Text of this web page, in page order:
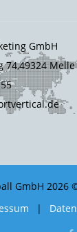
GmbH
74,49324 Melle
GmbH 2026
|